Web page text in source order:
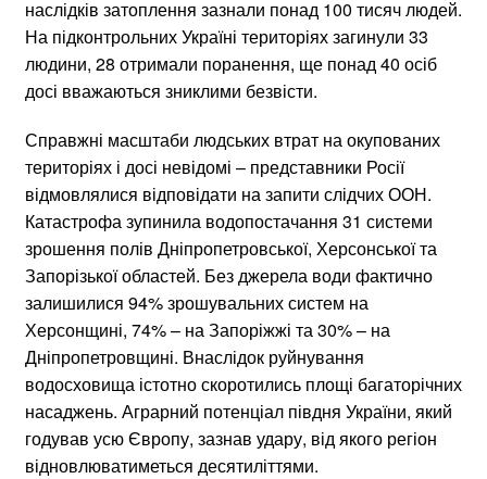
наслідків затоплення зазнали понад 100 тисяч людей.
На підконтрольних Україні територіях загинули 33
людини, 28 отримали поранення, ще понад 40 осіб
досі вважаються зниклими безвісти.
Справжні масштаби людських втрат на окупованих
територіях і досі невідомі – представники Росії
відмовлялися відповідати на запити слідчих ООН.
Катастрофа зупинила водопостачання 31 системи
зрошення полів Дніпропетровської, Херсонської та
Запорізької областей. Без джерела води фактично
залишилися 94% зрошувальних систем на
Херсонщині, 74% – на Запоріжжі та 30% – на
Дніпропетровщині. Внаслідок руйнування
водосховища істотно скоротились площі багаторічних
насаджень. Аграрний потенціал півдня України, який
годував усю Європу, зазнав удару, від якого регіон
відновлюватиметься десятиліттями.